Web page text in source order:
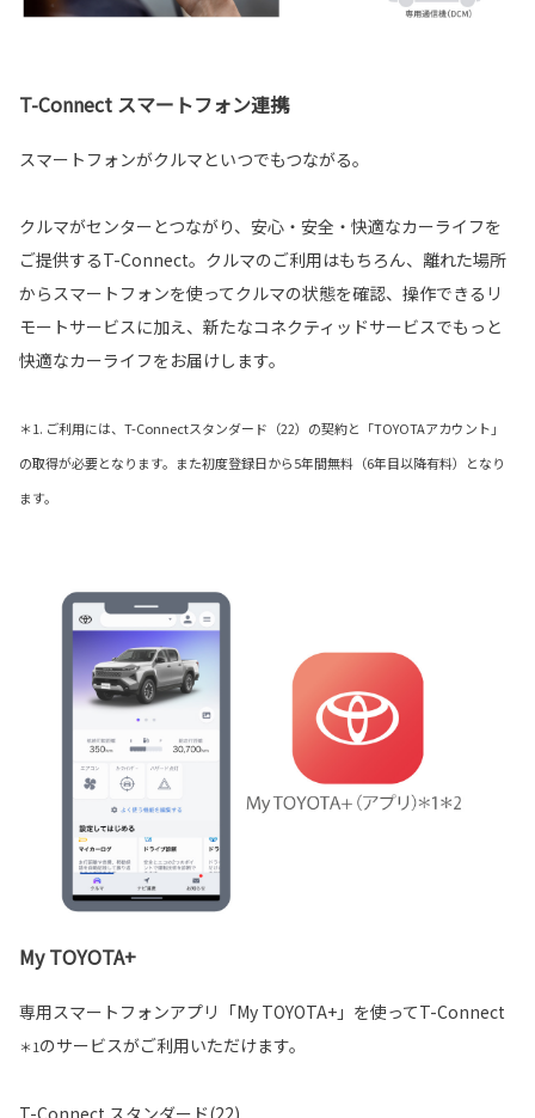
T-Connect スマートフォン連携
スマートフォンがクルマといつでもつながる。
クルマがセンターとつながり、安心・安全・快適なカーライフを
ご提供するT-Connect。クルマのご利用はもちろん、離れた場所
からスマートフォンを使ってクルマの状態を確認、操作できるリ
モートサービスに加え、新たなコネクティッドサービスでもっと
快適なカーライフをお届けします。
＊1. ご利用には、T-Connectスタンダード（22）の契約と「TOYOTAアカウント」
の取得が必要となります。また初度登録日から5年間無料（6年目以降有料）となり
ます。
My TOYOTA+
専用スマートフォンアプリ「My TOYOTA+」を使ってT-Connect
＊1のサービスがご利用いただけます。
T-Connect スタンダード(22)